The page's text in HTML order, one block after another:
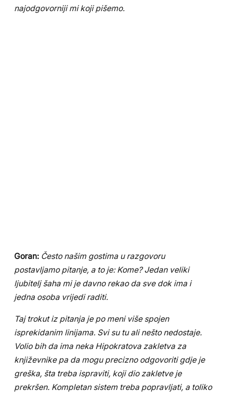
najodgovorniji mi koji pišemo.
Goran: Često našim gostima u razgovoru
postavljamo pitanje, a to je: Kome? Jedan veliki
ljubitelj šaha mi je davno rekao da sve dok ima i
jedna osoba vrijedi raditi.
Taj trokut iz pitanja je po meni više spojen
isprekidanim linijama. Svi su tu ali nešto nedostaje.
Volio bih da ima neka Hipokratova zakletva za
književnike pa da mogu precizno odgovoriti gdje je
greška, šta treba ispraviti, koji dio zakletve je
prekršen. Kompletan sistem treba popravljati, a toliko